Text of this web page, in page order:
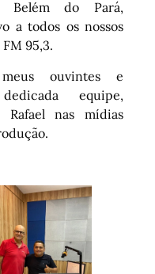
Belém do Pará,
a todos os nossos
95,3.
ouvintes e
equipe,
Rafael nas mídias